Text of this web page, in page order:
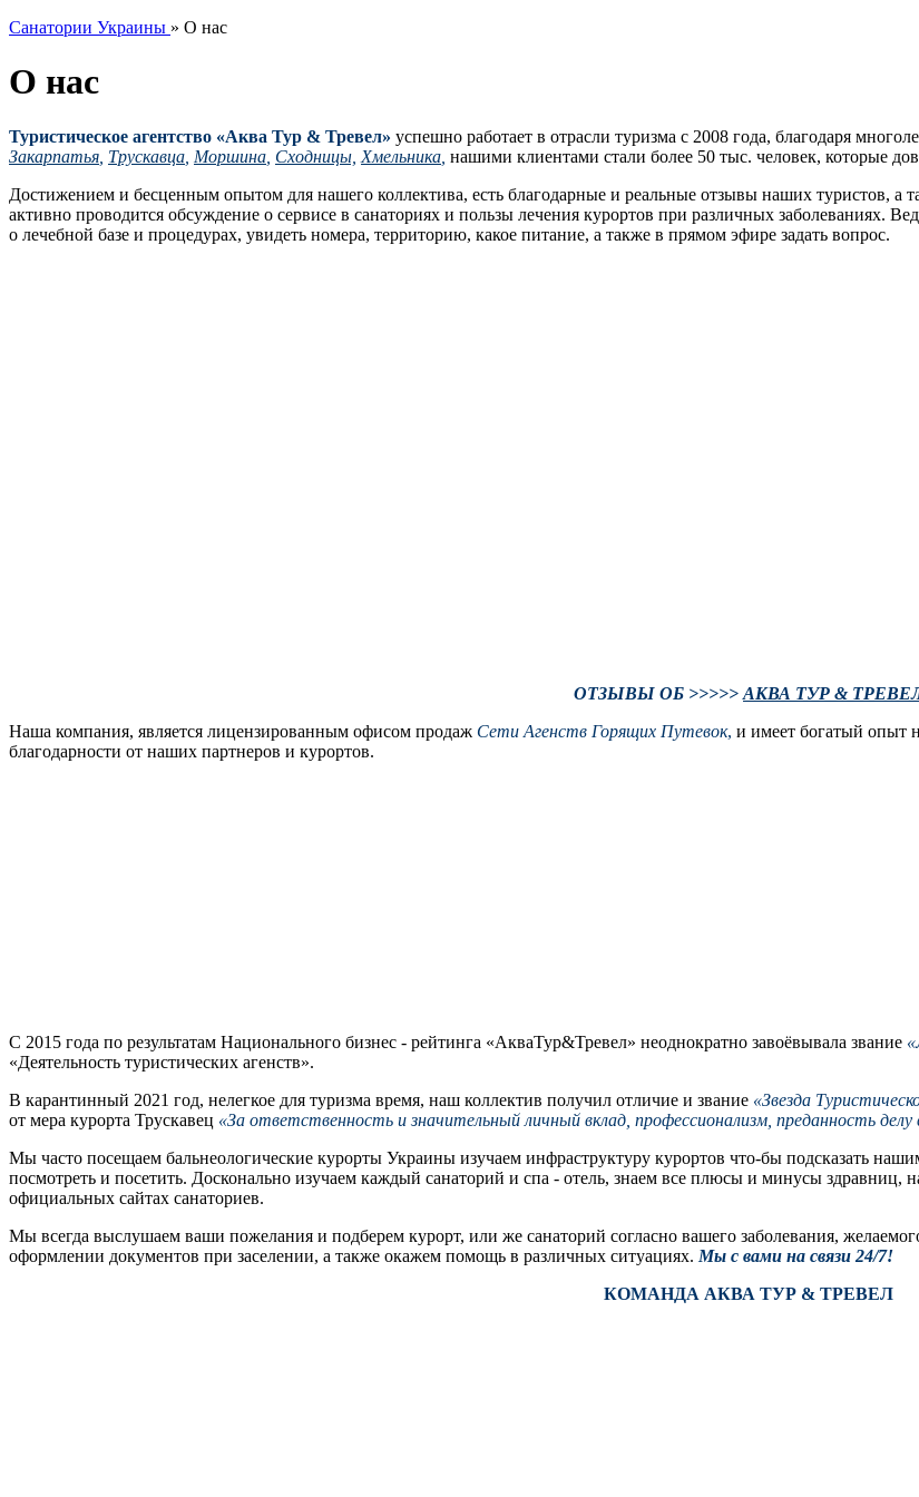
Санатории Украины » О нас
О нас
Туристическое агентство «Аква Тур & Тревел» успешно работает в отрасли туризма с 2008 года, благодаря
Закарпатья Трускавца Моршина Сходницы, Хмельника нашими клиентами стали более 50 тыс. человек, которые
Достижением и бесценным опытом для нашего коллектива, есть благодарные и реальные отзывы наших туристов, а
активно проводится обсуждение о сервисе в санаториях и пользы лечения курортов при различных заболеваниях.
о лечебной базе и процедурах, увидеть номера, территорию, какое питание, а также в прямом эфире задать вопрос.
ОТЗЫВЫ ОБ >>>>> АКВА ТУР &
Наша компания, является лицензированным офисом продаж Сети Агенств Горящих Путевок, и имеет богатый опыт
благодарности от наших партнеров и курортов.
С 2015 года по результатам Национального бизнес - рейтинга «АкваТур&Тревел» неоднократно завоёвывала звание
«Деятельность туристических агенств».
В карантинный 2021 год, нелегкое для туризма время, наш коллектив получил отличие и звание «Звезда
от мера курорта Трускавец «За ответственность и значительный личный вклад, профессионализм, преданность
Мы часто посещаем бальнеологические курорты Украины изучаем инфраструктуру курортов что-бы подсказать
посмотреть и посетить. Досконально изучаем каждый санаторий и спа - отель, знаем все плюсы и минусы здравниц,
официальных сайтах санаториев.
Мы всегда выслушаем ваши пожелания и подберем курорт, или же санаторий согласно вашего заболевания,
оформлении документов при заселении, а также окажем помощь в различных ситуациях. Мы с вами на связи 24/7!
КОМАНДА АКВА ТУР & ТРЕВЕЛ